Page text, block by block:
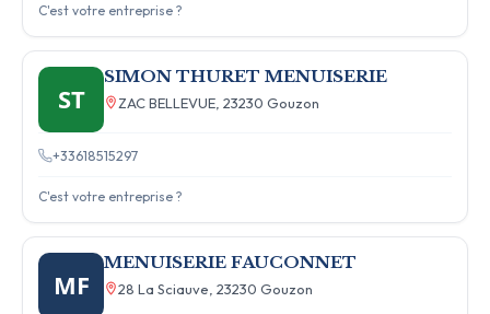
C'est votre entreprise ?
ST
SIMON THURET MENUISERIE
ZAC BELLEVUE, 23230 Gouzon
+33618515297
C'est votre entreprise ?
MF
MENUISERIE FAUCONNET
28 La Sciauve, 23230 Gouzon